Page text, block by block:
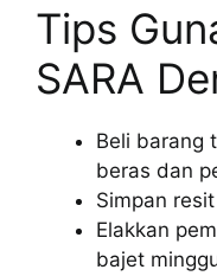
Tips
SARA
Beli barang
beras dan
Simpan
Elakkan
bajet